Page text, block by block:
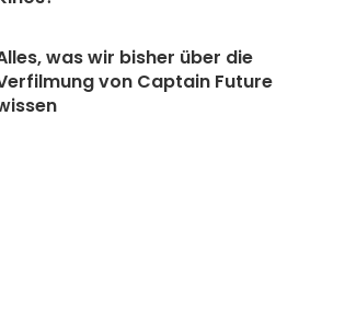
was wir bisher über die
von Captain Future